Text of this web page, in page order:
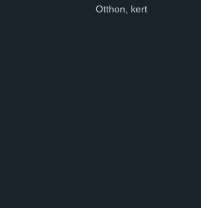
Otthon, kert